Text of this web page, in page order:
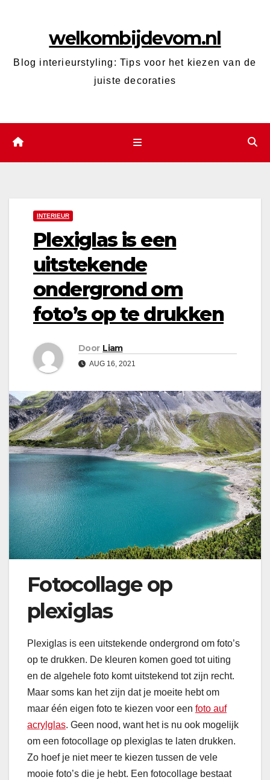
inhoud
welkombijdevom.nl
Blog interieurstyling: Tips voor het kiezen van de
juiste decoraties
INTERIEUR
Plexiglas is een
uitstekende
ondergrond om
foto’s op te drukken
Door Liam
AUG 16, 2021
Fotocollage op
plexiglas
Plexiglas is een uitstekende ondergrond om foto’s
op te drukken. De kleuren komen goed tot uiting
en de algehele foto komt uitstekend tot zijn recht.
Maar soms kan het zijn dat je moeite hebt om
maar één eigen foto te kiezen voor een foto auf
acrylglas. Geen nood, want het is nu ook mogelijk
om een fotocollage op plexiglas te laten drukken.
Zo hoef je niet meer te kiezen tussen de vele
mooie foto’s die je hebt. Een fotocollage bestaat